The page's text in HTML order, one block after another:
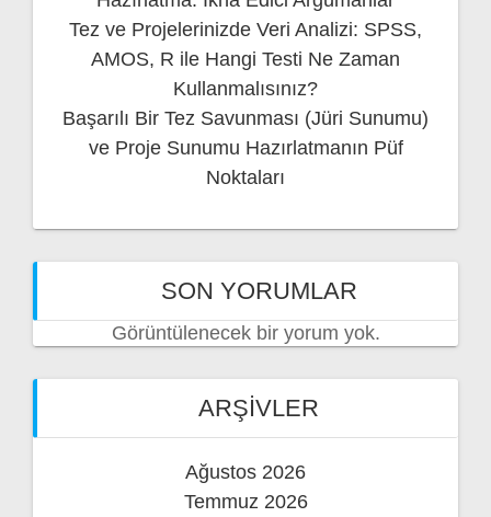
Tez ve Projelerinizde Veri Analizi: SPSS,
AMOS, R ile Hangi Testi Ne Zaman
Kullanmalısınız?
Başarılı Bir Tez Savunması (Jüri Sunumu)
ve Proje Sunumu Hazırlatmanın Püf
Noktaları
SON YORUMLAR
Görüntülenecek bir yorum yok.
ARŞIVLER
Ağustos 2026
Temmuz 2026